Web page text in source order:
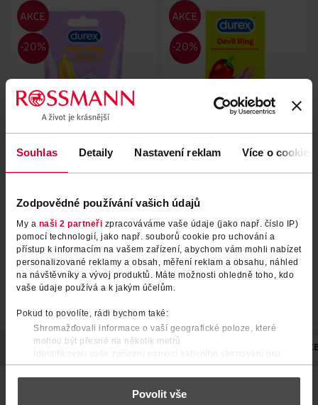
Souhlas Detaily Nastavení reklam Více o cookies
Zodpovědné používání vašich údajů
My a naši 2 partneři zpracováváme vaše údaje (jako např. číslo IP)
pomocí technologií, jako např. souborů cookie pro uchování a
přístup k informacím na vašem zařízení, abychom vám mohli nabízet
personalizované reklamy a obsah, měření reklam a obsahu, náhled
na návštěvníky a vývoj produktů. Máte možnosti ohledně toho, kdo
vaše údaje používá a k jakým účelům.
Pokud to povolíte, rádi bychom také:
Shromažďovali informace o vaší geografické poloze, které
mohou být přesné na několik metrů
Identifikovali vaše zařízení pomocí aktivního skenování pro
konkrétní charakteristiky (otisk prstu)
Zjistěte více o tom, jak zpracováváme vaše osobní údaje, a nastavte
části s podrobnostmi . Svůj souhlas můžete kdykoliv
Povolit vše
Vibrační kroužek Vibe Ring
249 Kč
DO KOŠÍKU
Obj. č.: 1164008
Vibrační kroužek Intense Little
DO KOŠÍKU
Obj. č.: 201919
POUŽITÍ NÁZEV
rozehraje nelítostnou spirálu extáze. Sází na přítomnost,